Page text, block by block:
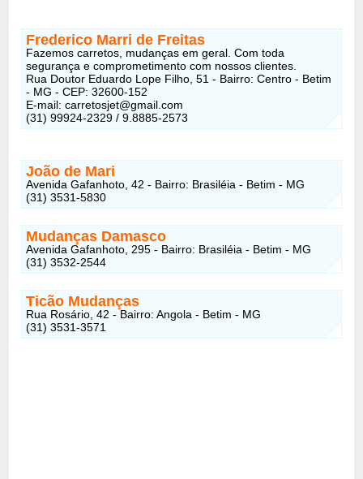
Frederico Marri de Freitas
Fazemos carretos, mudanças em geral. Com toda
segurança e comprometimento com nossos clientes.
Rua Doutor Eduardo Lope Filho, 51 - Bairro: Centro - Betim
- MG - CEP: 32600-152
E-mail:carretosjet@gmail.com
(31) 99924-2329 / 9.8885-2573
João de Mari
Avenida Gafanhoto, 42 - Bairro: Brasiléia - Betim - MG
(31) 3531-5830
Mudanças Damasco
Avenida Gafanhoto, 295 - Bairro: Brasiléia - Betim - MG
(31) 3532-2544
Ticão Mudanças
Rua Rosário, 42 - Bairro: Angola - Betim - MG
(31) 3531-3571